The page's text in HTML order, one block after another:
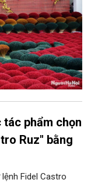
tác phẩm chọn
Ruz" bằng
Fidel Castro